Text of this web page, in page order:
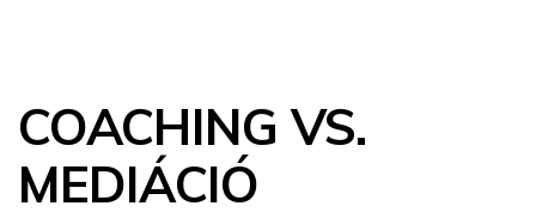
COACHING VS.
MEDIÁCIÓ